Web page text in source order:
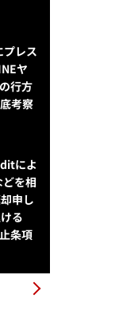
レス
ヤ
行方
考察
によ
を相
申し
る
条項